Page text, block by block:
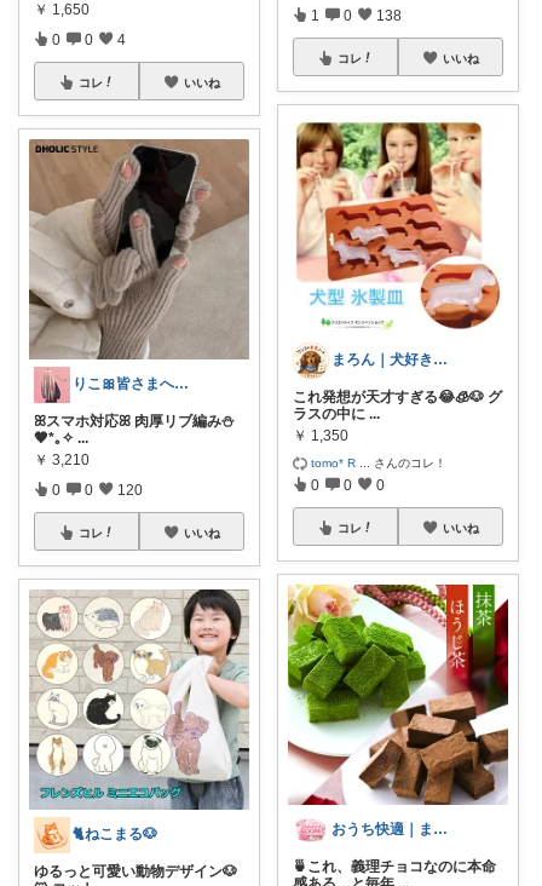
￥ 1,650
0 0 4
コレ いいね
りこ🎀皆さまへ心から感謝🩶
ꕤスマホ対応ꕤ 肉厚リブ編み⛄️
🤎*｡✧ ...
￥ 3,210
0 0 120
コレ いいね
🐈ねこまる🐶
ゆるっと可愛い動物デザイン🐶
1 0 138
コレ いいね
まろん｜犬好きの沼ROOM🐶🐾
これ発想が天才すぎる😂🧊🐶 グ
ラスの中に ...
￥ 1,350
tomo* R さんのコレ！
0 0 0
コレ いいね
おうち快適｜まひろ GROOM
🍵これ、義理チョコなのに本命